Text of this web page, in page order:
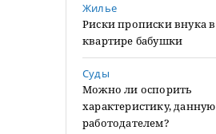
Жилье
Риски прописки внука в
квартире бабушки
Суды
Можно ли оспорить
характеристику, данную
работодателем?